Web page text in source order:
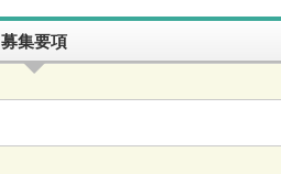
募集要項